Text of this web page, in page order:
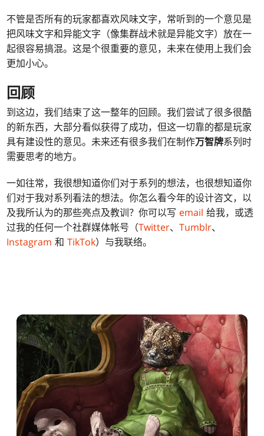
不管是否所有的玩家都喜欢风味文字，常听到的一个意见是
把风味文字和异能文字（像集群战术就是异能文字）放在一
起很容易搞混。这是个很重要的意见，未来在使用上我们会
更加小心。
回顾
到这边，我们结束了这一整年的回顾。我们尝试了很多很酷
的新东西，大部分看似获得了成功，但这一切靠的都是玩家
具有建设性的意见。未来还有很多我们在制作万智牌系列时
需要思考的地方。
一如往常，我很想知道你们对于系列的想法，也很想知道你
们对于我对系列看法的想法。你怎么看今年的设计咨文，以
及我所认为的那些亮点及教训？你可以写 email给我，或透
过我的任何一个社群媒体帐号（Twitter、Tumblr、
Instagram 和TikTok）与我联络。